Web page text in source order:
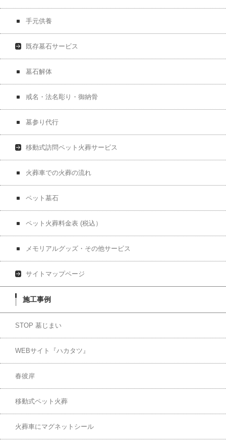
手元供養
既存墓石サービス
墓石解体
戒名・法名彫り・御納骨
墓参り代行
移動式訪問ペット火葬サービス
火葬車での火葬の流れ
ペット墓石
ペット火葬料金表 (税込）
メモリアルグッズ・その他サービス
サイトマップページ
施工事例
STOP 墓じまい
WEBサイト『ハカタツ』
春彼岸
移動式ペット火葬
火葬車にマグネットシール